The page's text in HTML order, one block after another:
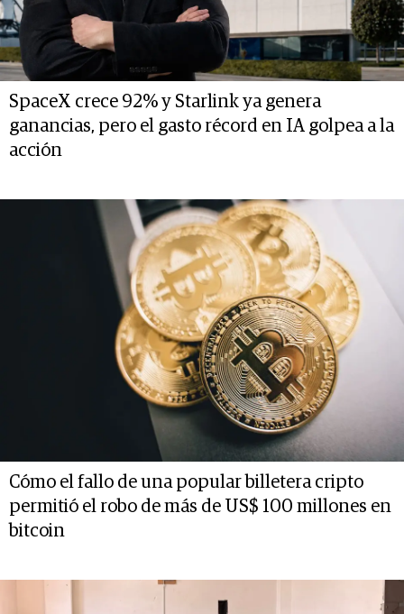
SpaceX crece 92% y Starlink ya genera
ganancias, pero el gasto récord en IA golpea a la
acción
Cómo el fallo de una popular billetera cripto
permitió el robo de más de US$ 100 millones en
bitcoin